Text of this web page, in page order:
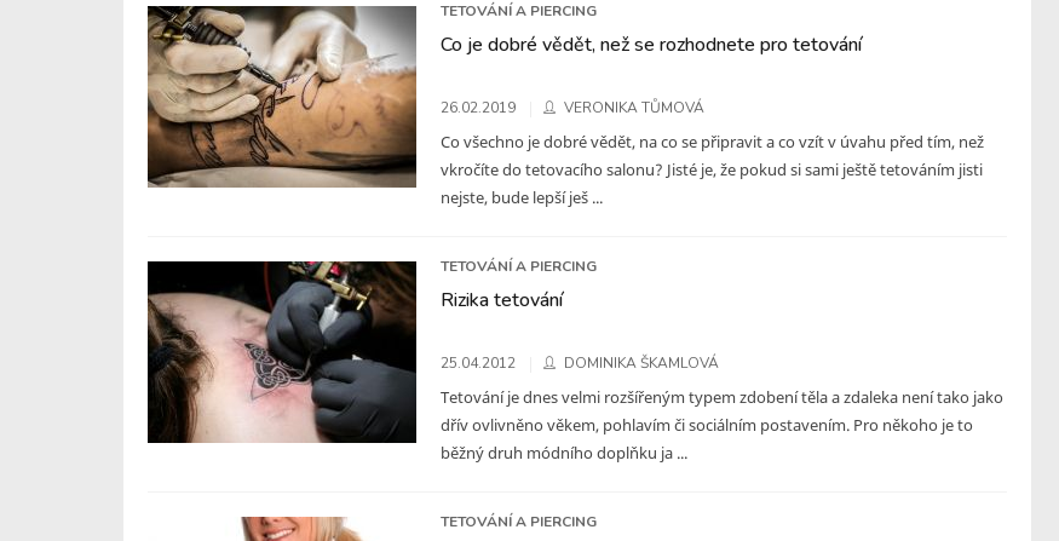
TETOVÁNÍ A PIERCING
Co je dobré vědět, než se rozhodnete pro tetování
26.02.2019 VERONIKA TŮMOVÁ
Co všechno je dobré vědět, na co se připravit a co vzít v úvahu před tím, než
vkročíte do tetovacího salonu? Jisté je, že pokud si sami ještě tetováním jisti
nejste, bude lepší ješ ...
TETOVÁNÍ A PIERCING
Rizika tetování
25.04.2012 DOMINIKA ŠKAMLOVÁ
Tetování je dnes velmi rozšířeným typem zdobení těla a zdaleka není tako jako
dřív ovlivněno věkem, pohlavím či sociálním postavením. Pro někoho je to
běžný druh módního doplňku ja ...
TETOVÁNÍ A PIERCING